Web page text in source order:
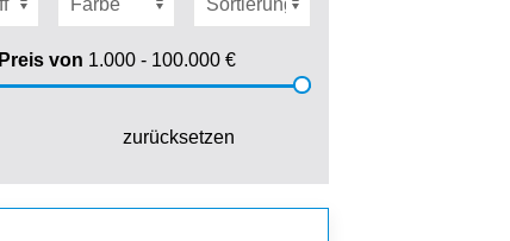
Preis von 1.000 - 100.000€
zurücksetzen